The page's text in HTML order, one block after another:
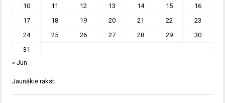
10
11 12 13 14 15
16
17
18 19 20 21 22
23
24
25 26 27 28 29
30
31
« Jun
Jaunākie raksti